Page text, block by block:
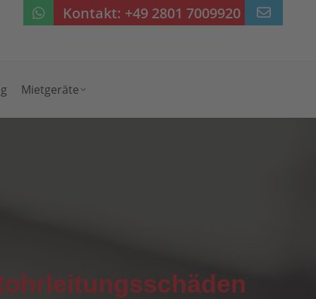
Kontakt: +49 2801 7009920
Mietgeräte